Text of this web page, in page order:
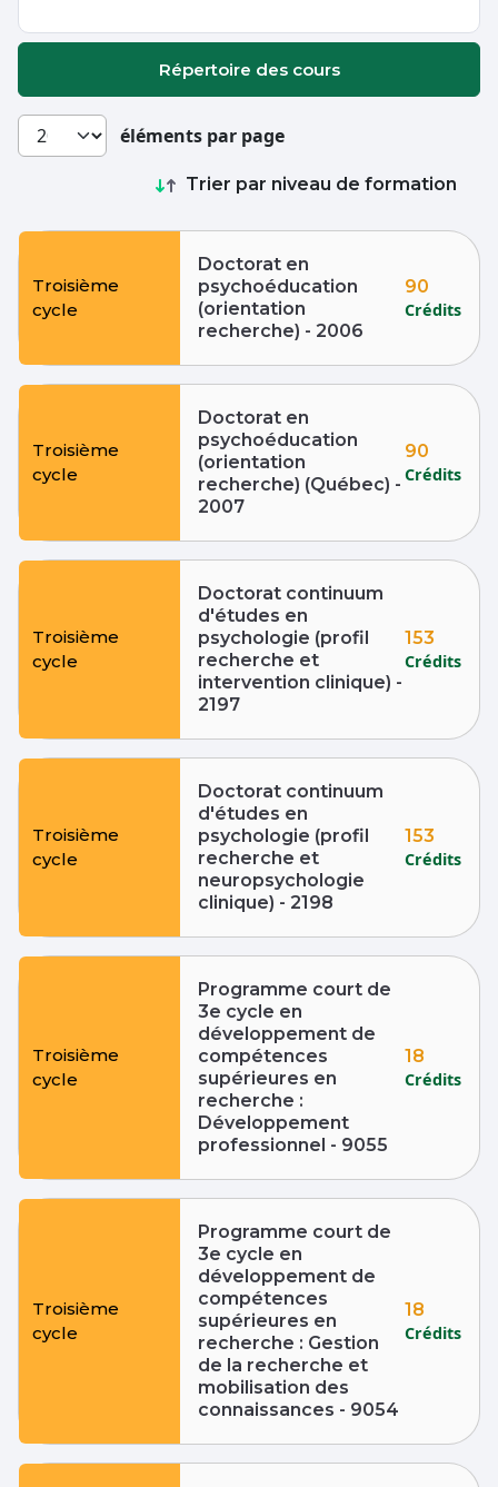
Répertoire des cours
éléments par page
Trier par niveau de formation
Troisième
cycle
Doctorat en
psychoéducation
(orientation
recherche) - 2006
90
Crédits
Troisième
cycle
Doctorat en
psychoéducation
(orientation
recherche) (Québec) -
2007
90
Crédits
Troisième
cycle
Doctorat continuum
d'études en
psychologie (profil
recherche et
intervention clinique) -
2197
153
Crédits
Troisième
cycle
Doctorat continuum
d'études en
psychologie (profil
recherche et
neuropsychologie
clinique) - 2198
153
Crédits
Troisième
cycle
Programme court de
3e cycle en
développement de
compétences
supérieures en
recherche :
Développement
professionnel - 9055
18
Crédits
Troisième
cycle
Programme court de
3e cycle en
développement de
compétences
supérieures en
recherche : Gestion
de la recherche et
mobilisation des
connaissances - 9054
18
Crédits